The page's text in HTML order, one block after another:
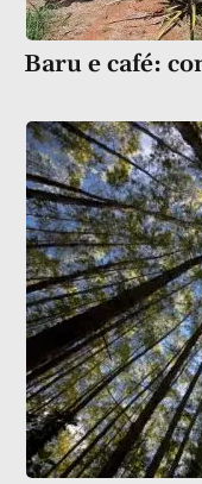
Baru e café: